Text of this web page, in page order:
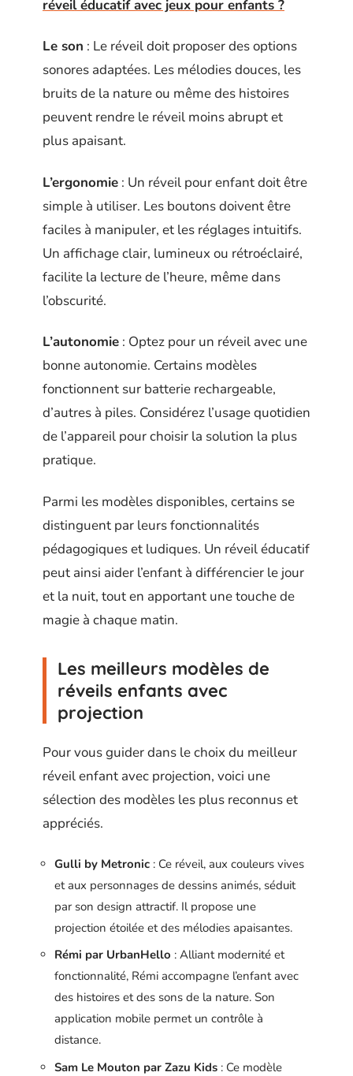
réveil éducatif avec jeux pour enfants ?
Le son : Le réveil doit proposer des options
sonores adaptées. Les mélodies douces, les
bruits de la nature ou même des histoires
peuvent rendre le réveil moins abrupt et
plus apaisant.
L’ergonomie : Un réveil pour enfant doit être
simple à utiliser. Les boutons doivent être
faciles à manipuler, et les réglages intuitifs.
Un affichage clair, lumineux ou rétroéclairé,
facilite la lecture de l’heure, même dans
l’obscurité.
L’autonomie : Optez pour un réveil avec une
bonne autonomie. Certains modèles
fonctionnent sur batterie rechargeable,
d’autres à piles. Considérez l’usage quotidien
de l’appareil pour choisir la solution la plus
pratique.
Parmi les modèles disponibles, certains se
distinguent par leurs fonctionnalités
pédagogiques et ludiques. Un réveil éducatif
peut ainsi aider l’enfant à différencier le jour
et la nuit, tout en apportant une touche de
magie à chaque matin.
Les meilleurs modèles de
réveils enfants avec
projection
Pour vous guider dans le choix du meilleur
réveil enfant avec projection, voici une
sélection des modèles les plus reconnus et
appréciés.
Gulli by Metronic : Ce réveil, aux couleurs vives
et aux personnages de dessins animés, séduit
par son design attractif. Il propose une
projection étoilée et des mélodies apaisantes.
Rémi par UrbanHello : Alliant modernité et
fonctionnalité, Rémi accompagne l’enfant avec
des histoires et des sons de la nature. Son
application mobile permet un contrôle à
distance.
Sam Le Mouton par Zazu Kids : Ce modèle